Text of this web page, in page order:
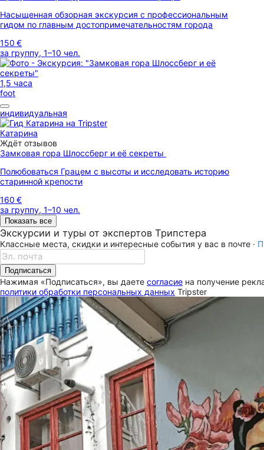
Насыщенная обзорная экскурсия с профессиональным
гидом по главным достопримечательностям города
150 €
за группу, 1–10 чел.
1,5 часа
foot
индивидуальная
Катарина
Ждёт отзывов
Замковая гора Шлоссберг и её секреты
Полюбоваться Грацем с высоты и исследовать историю
старинной крепости
160 €
за группу, 1–10 чел.
Показать все
Экскурсии и туры от экспертов Трипстера
Классные места, скидки и интересные события у вас в почте ·
Подписаться
Нажимая «Подписаться», вы даете согласие на получение
политики обработки персональных данных Tripster